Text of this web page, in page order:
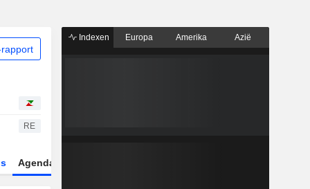
RE
Agenda
Indexen Europa Amerika Azië